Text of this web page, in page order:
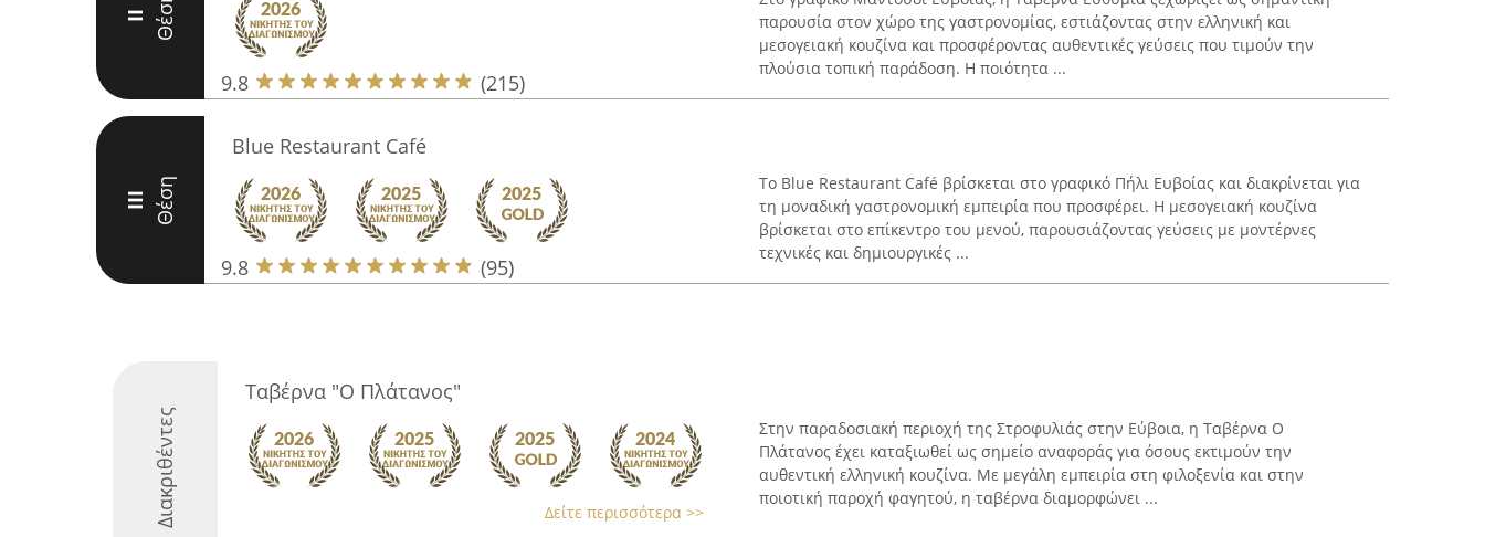
II Θέση
9.8 (215)
παρουσία στον χώρο της γαστρονομίας, εστιάζοντας στην ελληνική και
μεσογειακή κουζίνα και προσφέροντας αυθεντικές γεύσεις που τιμούν την
πλούσια τοπική παράδοση. Η ποιότητα ...
III Θέση
Blue Restaurant Café
9.8 (95)
Το Blue Restaurant Café βρίσκεται στο γραφικό Πήλι Ευβοίας και διακρίνεται για
τη μοναδική γαστρονομική εμπειρία που προσφέρει. Η μεσογειακή κουζίνα
βρίσκεται στο επίκεντρο του μενού, παρουσιάζοντας γεύσεις με μοντέρνες
τεχνικές και δημιουργικές ...
Διακριθέντες
Ταβέρνα "Ο Πλάτανος"
Δείτε περισσότερα >>
Στην παραδοσιακή περιοχή της Στροφυλιάς στην Εύβοια, η Ταβέρνα Ο
Πλάτανος έχει καταξιωθεί ως σημείο αναφοράς για όσους εκτιμούν την
αυθεντική ελληνική κουζίνα. Με μεγάλη εμπειρία στη φιλοξενία και στην
ποιοτική παροχή φαγητού, η ταβέρνα διαμορφώνει ...